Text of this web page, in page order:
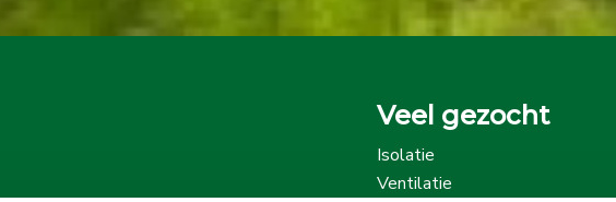
Veel gezocht
Isolatie
Ventilatie